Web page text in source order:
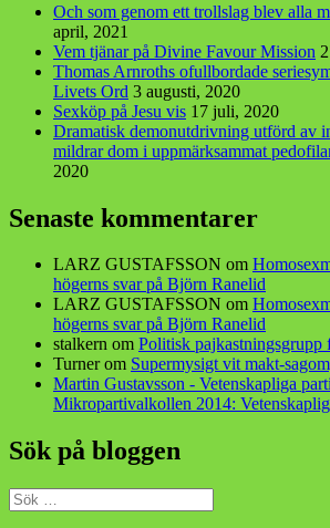
Och som genom ett trollslag blev alla
april, 2021
Vem tjänar på Divine Favour Mission
Thomas Arnroths ofullbordade
Livets Ord 3 augusti, 2020
Sexköp på Jesu vis 17 juli, 2020
Dramatisk demonutdrivning utförd av
mildrar dom i uppmärksammat
2020
Senaste kommentarer
LARZ GUSTAFSSON om
högerns svar på Björn Ranelid
LARZ GUSTAFSSON om
högerns svar på Björn Ranelid
stalkern om Politisk pajkastningsgrupp
Turnerom Supermysigt vit makt-
Martin Gustavsson - Vetenskapliga
Mikropartivalkollen 2014:
Sök på bloggen
Sök
efter: